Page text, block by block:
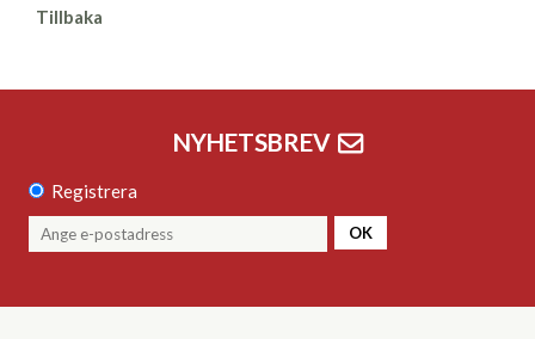
Tillbaka
NYHETSBREV
Registrera
OK